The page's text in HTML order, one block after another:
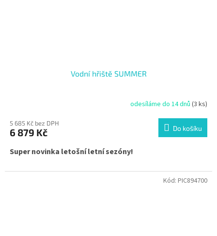
Vodní hřiště SUMMER
odesíláme do 14 dnů (3 ks)
5 685 Kč bez DPH
6 879 Kč Do košíku
Super novinka letošní letní sezóny!
Kód: PIC894700